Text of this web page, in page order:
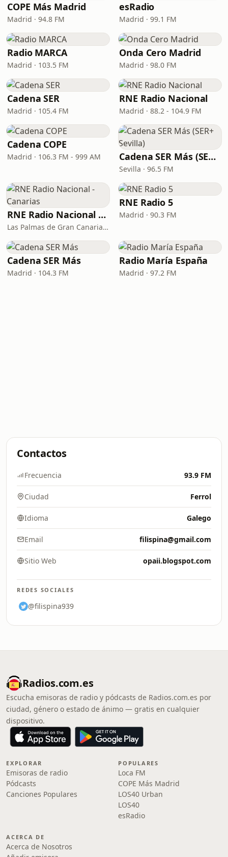
COPE Más Madrid
Madrid · 94.8 FM
esRadio
Madrid · 99.1 FM
Radio MARCA
Madrid · 103.5 FM
Onda Cero Madrid
Madrid · 98.0 FM
Cadena SER
Madrid · 105.4 FM
RNE Radio Nacional
Madrid · 88.2 - 104.9 FM
Cadena COPE
Madrid · 106.3 FM - 999 AM Cadena SER Más (SER+ Sevilla)
Sevilla · 96.5 FM
RNE Radio Nacional - Canarias
Las Palmas de Gran Canaria · 92.8 FM
RNE Radio 5
Madrid · 90.3 FM
Cadena SER Más
Madrid · 104.3 FM
Radio María España
Madrid · 97.2 FM
Contactos
Frecuencia 93.9 FM
Ciudad Ferrol
Idioma Galego
Email filispina@gmail.com
Sitio Web opaii.blogspot.com
REDES SOCIALES
@filispina939
Radios.com.es
Escucha emisoras de radio y pódcasts de Radios.com.es por
ciudad, género o estado de ánimo — gratis en cualquier
dispositivo.
EXPLORAR
Emisoras de radio
Pódcasts
Canciones Populares
POPULARES
Loca FM
COPE Más Madrid
LOS40 Urban
LOS40
esRadio
ACERCA DE
Acerca de Nosotros